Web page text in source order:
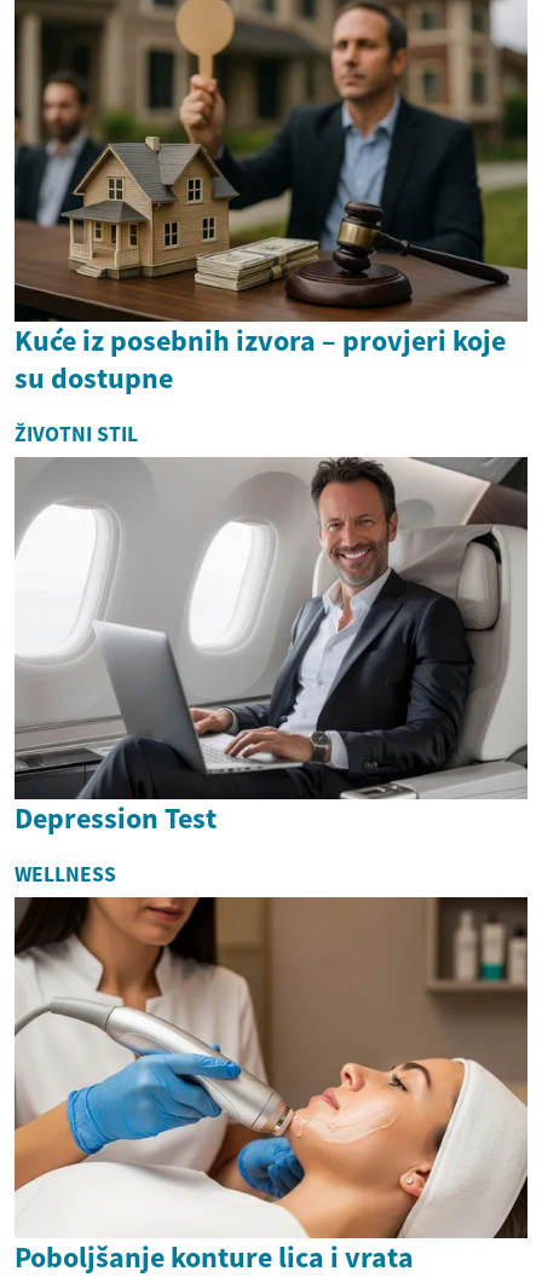
Kuće iz posebnih izvora – provjeri koje
su dostupne
ŽIVOTNI STIL
Depression Test
WELLNESS
Poboljšanje konture lica i vrata